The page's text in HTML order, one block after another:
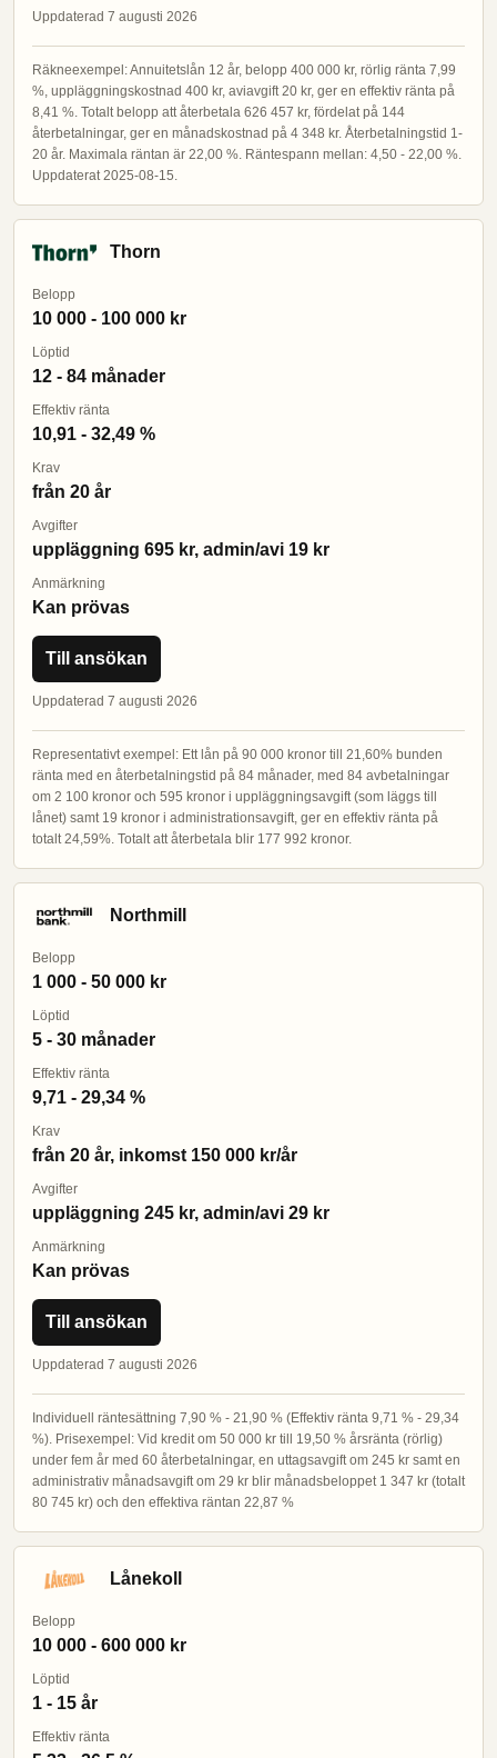
Uppdaterad 7 augusti 2026
Räkneexempel: Annuitetslån 12 år, belopp 400 000 kr, rörlig ränta 7,99
%, uppläggningskostnad 400 kr, aviavgift 20 kr, ger en effektiv ränta på
8,41 %. Totalt belopp att återbetala 626 457 kr, fördelat på 144
återbetalningar, ger en månadskostnad på 4 348 kr. Återbetalningstid 1-
20 år. Maximala räntan är 22,00 %. Räntespann mellan: 4,50 - 22,00 %.
Uppdaterat 2025-08-15.
Thorn
Belopp
10 000 - 100 000 kr
Löptid
12 - 84 månader
Effektiv ränta
10,91 - 32,49 %
Krav
från 20 år
Avgifter
uppläggning 695 kr, admin/avi 19 kr
Anmärkning
Kan prövas
Till ansökan
Uppdaterad 7 augusti 2026
Representativt exempel: Ett lån på 90 000 kronor till 21,60% bunden
ränta med en återbetalningstid på 84 månader, med 84 avbetalningar
om 2 100 kronor och 595 kronor i uppläggningsavgift (som läggs till
lånet) samt 19 kronor i administrationsavgift, ger en effektiv ränta på
totalt 24,59%. Totalt att återbetala blir 177 992 kronor.
Northmill
Belopp
1 000 - 50 000 kr
Löptid
5 - 30 månader
Effektiv ränta
9,71 - 29,34 %
Krav
från 20 år, inkomst 150 000 kr/år
Avgifter
uppläggning 245 kr, admin/avi 29 kr
Anmärkning
Kan prövas
Till ansökan
Uppdaterad 7 augusti 2026
Individuell räntesättning 7,90 % - 21,90 % (Effektiv ränta 9,71 % - 29,34
%). Prisexempel: Vid kredit om 50 000 kr till 19,50 % årsränta (rörlig)
under fem år med 60 återbetalningar, en uttagsavgift om 245 kr samt en
administrativ månadsavgift om 29 kr blir månadsbeloppet 1 347 kr (totalt
80 745 kr) och den effektiva räntan 22,87 %
Lånekoll
Belopp
10 000 - 600 000 kr
Löptid
1 - 15 år
Effektiv ränta